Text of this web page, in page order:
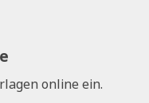
online ein.